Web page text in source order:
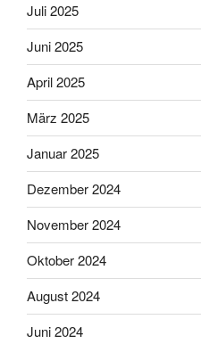
Juli 2025
Juni 2025
April 2025
März 2025
Januar 2025
Dezember 2024
November 2024
Oktober 2024
August 2024
Juni 2024